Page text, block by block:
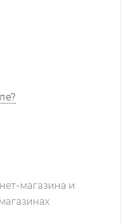
магазина и